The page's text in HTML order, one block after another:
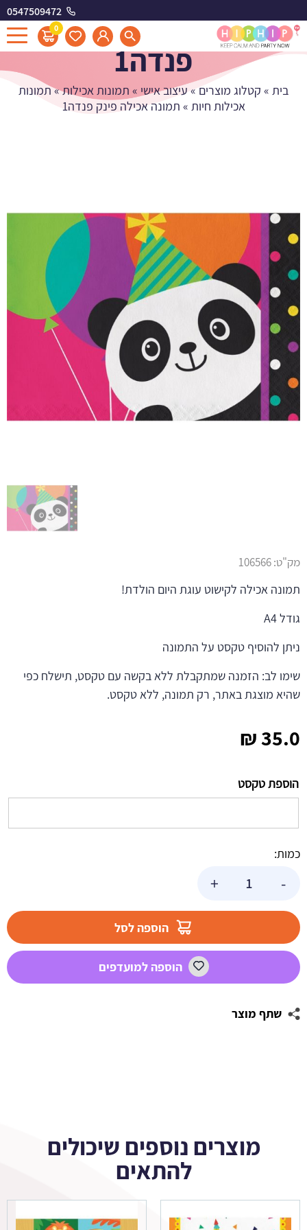
0547509472
0
תמונה אכילה פינק
פנדה1
בית » קטלוג מוצרים » עיצוב אישי » תמונות אכילות»תמונות
אכילות חיות » תמונה אכילה פינק פנדה1
35.0
₪
הוספת טקסט
כמות:
-
פנדה1
+
הוספה לסל
הוספה למועדפים
שתף מוצר
מק"ט:106566
תמונה אכילה לקישוט עוגת היום הולדת!
גודל A4
ניתן להוסיף טקסט על התמונה
שימו לב: הזמנה שמתקבלת ללא בקשה עם טקסט, תישלח כפי
שהיא מוצגת באתר, רק תמונה, ללא טקסט.
מוצרים נוספים שיכולים
להתאים